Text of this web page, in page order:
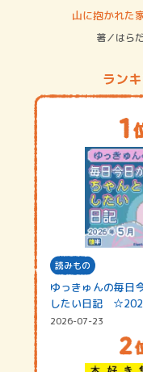
山に抱かれた
著／はら
ラン
読みもの
ゆっきゅんの毎日
したい日記
2026-07-23